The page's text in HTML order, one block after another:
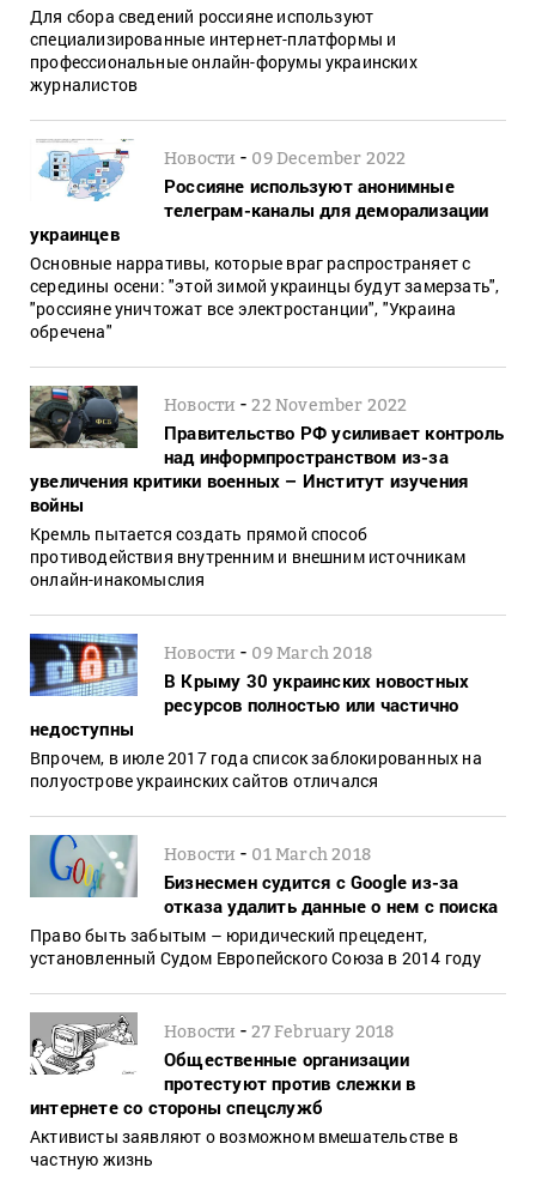
Для сбора сведений россияне используют
специализированные интернет-платформы и
профессиональные онлайн-форумы украинских
журналистов
Новости - 09 December 2022
Россияне используют анонимные
телеграм-каналы для деморализации
украинцев
Основные нарративы, которые враг распространяет с
середины осени: "этой зимой украинцы будут замерзать",
"россияне уничтожат все электростанции", "Украина
обречена"
Новости -22 November 2022
Правительство РФ усиливает контроль
над информпространством из-за
увеличения критики военных – Институт изучения
войны
Кремль пытается создать прямой способ
противодействия внутренним и внешним источникам
онлайн-инакомыслия
Новости - 09 March 2018
В Крыму 30 украинских новостных
ресурсов полностью или частично
недоступны
Впрочем, в июле 2017 года список заблокированных на
полуострове украинских сайтов отличался
Новости - 01 March 2018
Бизнесмен судится с Google из-за
отказа удалить данные о нем с поиска
Право быть забытым – юридический прецедент,
установленный Судом Европейского Союза в 2014 году
Новости -27 February 2018
Общественные организации
протестуют против слежки в
интернете со стороны спецслужб
Активисты заявляют о возможном вмешательстве в
частную жизнь